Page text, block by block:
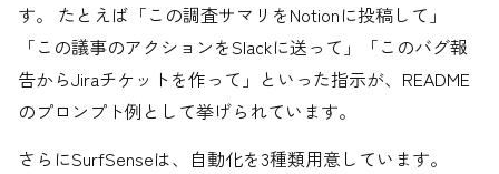
す。 たとえば「この調査サマリをNotionに投稿して」
「この議事のアクションをSlackに送って」「このバグ報
告からJiraチケットを作って」といった指示が、README
のプロンプト例として挙げられています。
さらにSurfSenseは、自動化を3種類用意しています。